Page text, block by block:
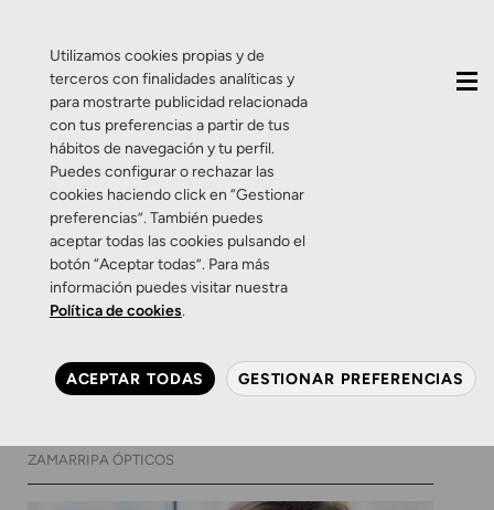
Etiqueta:Molestia en el
ojo
Zamarripa
Me tiembla el ojo, ¿debo
preocuparme?
ZAMARRIPA ÓPTICOS
Utilizamos cookies propias y de
terceros con finalidades analíticas y
para mostrarte publicidad relacionada
con tus preferencias a partir de tus
hábitos de navegación y tu perfil.
Puedes configurar o rechazar las
cookies haciendo click en “Gestionar
preferencias”. También puedes
aceptar todas las cookies pulsando el
botón “Aceptar todas”. Para más
información puedes visitar nuestra
Política de cookies.
ACEPTAR TODAS GESTIONAR PREFERENCIAS